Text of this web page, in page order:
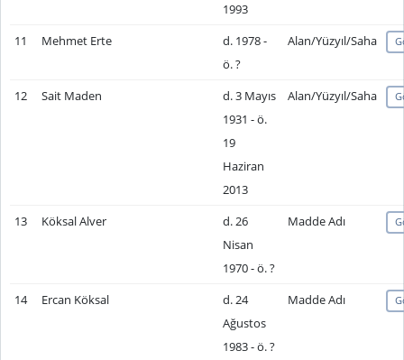
1993
11 Mehmet Erte
d. 1978 -
ö. ?
Alan/Yüzyıl/Saha
12 Sait Maden
d. 3 Mayıs
1931 - ö.
19
Haziran
2013
Alan/Yüzyıl/Saha
13 Köksal Alver
d. 26
Nisan
1970 - ö. ?
Madde Adı
14 Ercan Köksal
d. 24
Ağustos
1983 - ö. ?
Madde Adı